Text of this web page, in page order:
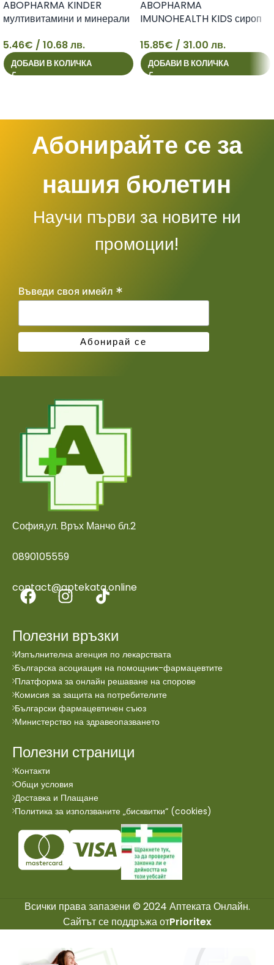
5
ABOPHARMA KINDER
мултивитамини и минерали
5.46€ / 10.68 лв.
ДОБАВИ В КОЛИЧКА
15
ABOPHARMA
IMUNOHEALTH KIDS сироп
100ml
15.85€ / 31.00 лв.
ДОБАВИ В КОЛИЧКА
Абонирайте се за
нашия бюлетин
Научи първи за новите ни
промоции!
Въведи своя имейл *
София,ул. Връх Манчо бл.2
0890105559
contact@aptekata.online
Полезни връзки
Изпълнителна агенция по лекарствата
Българска асоциация на помощник-фармацевтите
Платформа за онлайн решаване на спорове
Комисия за защита на потребителите
Български фармацевтичен съюз
Министерство на здравеопазването
Полезни страници
Контакти
Общи условия
Доставка и Плащане
Политика за използваните „бисквитки“ (cookies)
Всички права запазени © 2024 Аптеката Онлайн.
Сайтът се поддръжа отPrioritex